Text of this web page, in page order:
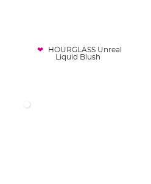
HOURGLASS Unreal
Liquid Blush